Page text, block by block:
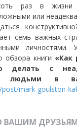
раз в жизни
или
семь важных
обзора книги «Как
делать с
людьми в
mark-goulston-
ВАШИМ